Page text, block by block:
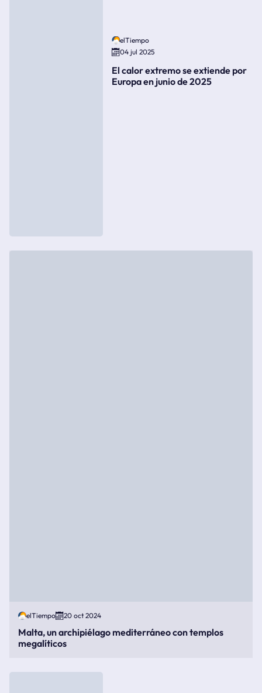
elTiempo
04 jul 2025
El calor extremo se extiende por
Europa en junio de 2025
elTiempo 20 oct 2024
Malta, un archipiélago mediterráneo con templos
megalíticos